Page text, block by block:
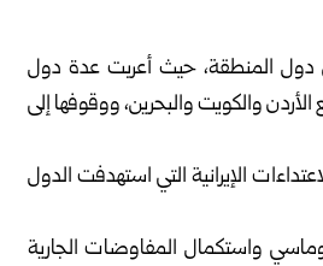
دول ‏المنطقة، حيث أعربت عدة دول
والكويت والبحرين، ووقوفها إلى
الإيرانية التي استهدفت الدول
‏واستكمال المفاوضات الجارية